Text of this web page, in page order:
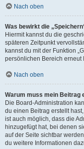
Nach oben
Was bewirkt die
Hiermit kannst du die
späteren Zeitpunkt
kannst du mit der Funktion
persönlichen Bereich erneut
Nach oben
Warum muss mein Beitrag
Die Board-Administration
du einen Beitrag erstellt
ist auch möglich, dass die
hinzugefügt hat, bei denen
auf der Seite sichtbar
du weitere Informationen